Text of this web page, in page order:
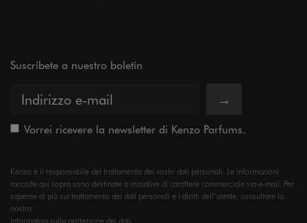
Suscríbete a nuestro boletín
→
Vorrei ricevere la newsletter di Kenzo Parfums.
Kenzo è il responsabile del trattamento dei vostri dati personali. Le informazioni
raccolte qui sopra sono destinate a iniziative di carattere commerciale via e-mail. Per
saperne di più sul trattamento dei dati personali e i diritti dell’utente, consultare la
nostra
Informativa sulla protezione dei dati.